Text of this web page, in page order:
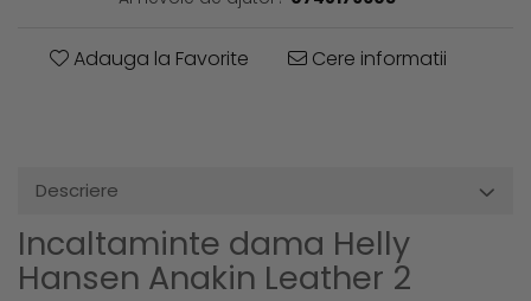
Adauga la Favorite Cere informatii
Descriere
Incaltaminte dama Helly
Hansen Anakin Leather 2